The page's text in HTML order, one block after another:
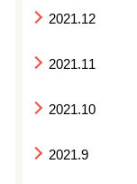
2021.12
2021.11
2021.10
2021.9